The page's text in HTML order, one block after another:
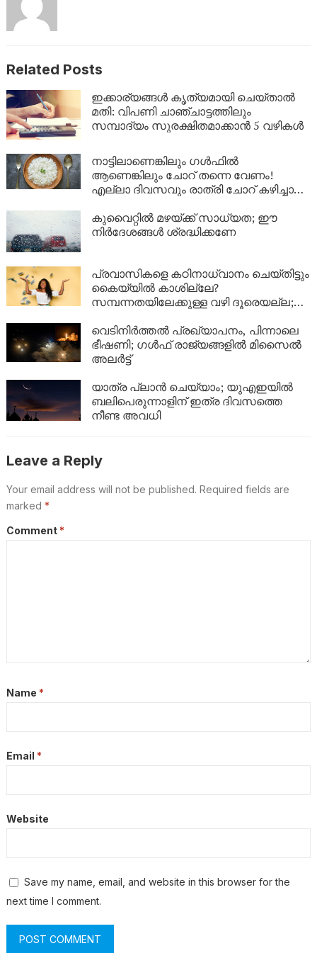
Related Posts
ഇക്കാര്യങ്ങൾ കൃത്യമായി ചെയ്താൽ
മതി: വിപണി ചാഞ്ചാട്ടത്തിലും
സമ്പാദ്യം സുരക്ഷിതമാക്കാൻ 5 വഴികൾ
നാട്ടിലാണെങ്കിലും ​ഗൾഫിൽ
ആണെങ്കിലും ചോറ് തന്നെ വേണം!
എല്ലാ ദിവസവും രാത്രി ചോറ് കഴിച്ചാൽ
കുവൈറ്റിൽ മഴയ്ക്ക് സാധ്യത; ഈ
നിർദേശങ്ങൾ ശ്രദ്ധിക്കണേ
പ്രവാസികളെ കഠിനാധ്വാനം ചെയ്തിട്ടും
കൈയ്യിൽ കാശില്ലേ?
സമ്പന്നതയിലേക്കുള്ള വഴി ദൂരെയല്ല;
ബാങ്ക് ബാലൻസും കുതിച്ചുയരും!
വെടിനിർത്തൽ പ്രഖ്യാപനം, പിന്നാലെ
ഭീഷണി; ഗൾഫ് രാജ്യങ്ങളിൽ മിസൈൽ
അലർട്ട്
യാത്ര പ്ലാൻ ചെയ്യാം; യുഎഇയിൽ
ബലിപെരുന്നാളിന് ഇത്ര ദിവസത്തെ
നീണ്ട അവധി
Leave a Reply
Your email address will not be published. Required fields are
marked *
Comment *
Name *
Email *
Website
Save my name, email, and website in this browser for the
next time I comment.